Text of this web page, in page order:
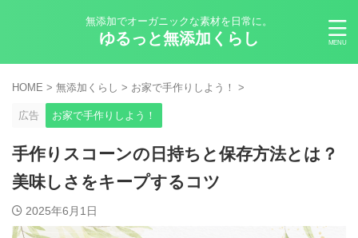
無添加でオーガニックな素材を日常に。
ゆるっと無添加くらし
HOME > 無添加くらし > お家で手作りしよう！ >
広告 お家で手作りしよう！
手作りスコーンの日持ちと保存方法とは？
美味しさをキープするコツ
2025年6月1日